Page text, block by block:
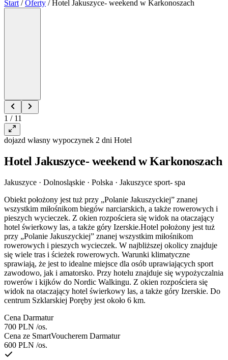
Start / Oferty / Hotel Jakuszyce- weekend w Karkonoszach
1 / 11
dojazd własny wypoczynek 2 dni Hotel
Hotel Jakuszyce- weekend w Karkonoszach
Jakuszyce · Dolnosląskie · Polska · Jakuszyce sport- spa
Obiekt położony jest tuż przy „Polanie Jakuszyckiej” znanej
wszystkim miłośnikom biegów narciarskich, a także rowerowych i
pieszych wycieczek. Z okien rozpościera się widok na otaczający
hotel świerkowy las, a także góry Izerskie.Hotel położony jest tuż
przy „Polanie Jakuszyckiej” znanej wszystkim miłośnikom
rowerowych i pieszych wycieczek. W najbliższej okolicy znajduje
się wiele tras i ścieżek rowerowych. Warunki klimatyczne
sprawiają, że jest to idealne miejsce dla osób uprawiających sport
zawodowo, jak i amatorsko. Przy hotelu znajduje się wypożyczalnia
rowerów i kijków do Nordic Walkingu. Z okien rozpościera się
widok na otaczający hotel świerkowy las, a także góry Izerskie. Do
centrum Szklarskiej Poręby jest około 6 km.
Cena Darmatur
700 PLN /os.
Cena ze SmartVoucherem Darmatur
600 PLN /os.